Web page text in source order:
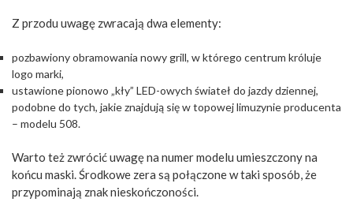
Z przodu uwagę zwracają dwa elementy:
pozbawiony obramowania nowy grill, w którego centrum króluje
logo marki,
ustawione pionowo „kły” LED-owych świateł do jazdy dziennej,
podobne do tych, jakie znajdują się w topowej limuzynie producenta
– modelu 508.
Warto też zwrócić uwagę na numer modelu umieszczony na
końcu maski. Środkowe zera są połączone w taki sposób, że
przypominają znak nieskończoności.